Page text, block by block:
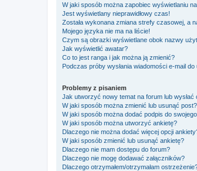
W jaki sposób można zapobiec wyświetlaniu
Jest wyświetlany nieprawidłowy czas!
Została wykonana zmiana strefy czasowej, a
Mojego języka nie ma na liście!
Czym są obrazki wyświetlane obok nazwy
Jak wyświetlić awatar?
Co to jest ranga i jak można ją zmienić?
Podczas próby wysłania wiadomości e-mail
Problemy z pisaniem
Jak utworzyć nowy temat na forum lub wysłać
W jaki sposób można zmienić lub usunąć post?
W jaki sposób można dodać podpis do
W jaki sposób można utworzyć ankietę?
Dlaczego nie można dodać więcej opcji
W jaki sposób zmienić lub usunąć ankietę?
Dlaczego nie mam dostępu do forum?
Dlaczego nie mogę dodawać załączników?
Dlaczego otrzymałem/otrzymałam